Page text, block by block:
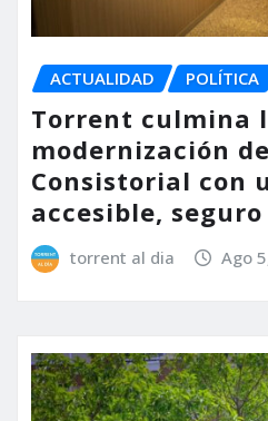
ACTUALIDAD POLÍTICA
Torrent culmina
modernización
Consistorial con
accesible,
torrent al dia Ago